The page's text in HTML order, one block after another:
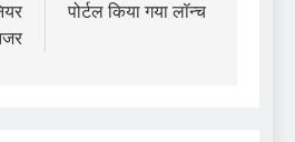
पोर्टल किया गया लॉन्च